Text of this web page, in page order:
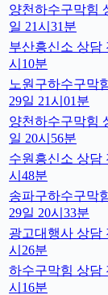
양천하수구막힘
일 21시31분
부산흥신소 상담
시10분
노원구하수구막
29일 21시01분
양천하수구막힘
일 20시56분
수원흥신소 상담
시48분
송파구하수구막
29일 20시33분
광고대행사 상담
시26분
하수구막힘 상담
시16분